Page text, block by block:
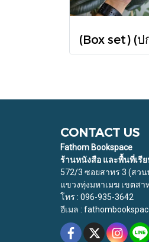
CONTACT US
Fathom Bookspace
ร้านหนังสือ และพื้นที่เรี
572/3 ซอยสาทร 3 (สว
แขวงทุ่งมหาเมฆ เขตสา
โทร : 096-935-3642
อีเมล :